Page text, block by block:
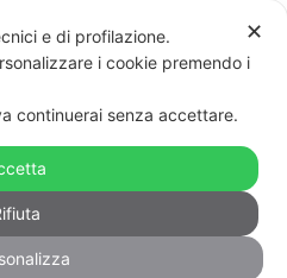
contro le
di Cannata
✕
e di profilazione.
i cookie premendo i
continuerai senza accettare.